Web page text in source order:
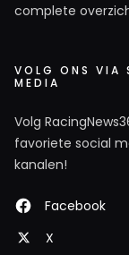
complete
VOLG ONS VIA
MEDIA
Volg
favoriete social
kanalen!
Facebook
X